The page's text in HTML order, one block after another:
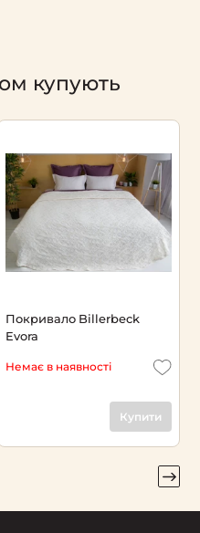
купують
Покривало Billerbeck
Evora
Немає в наявності
Купити